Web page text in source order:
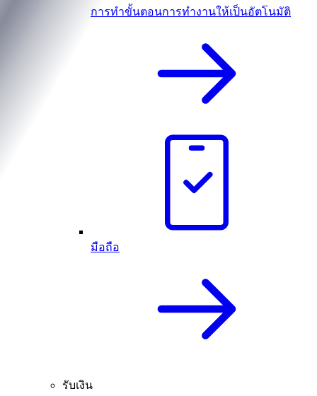
การทำขั้นตอนการทำงานให้เป็นอัตโนมัติ
มือถือ
รับเงิน